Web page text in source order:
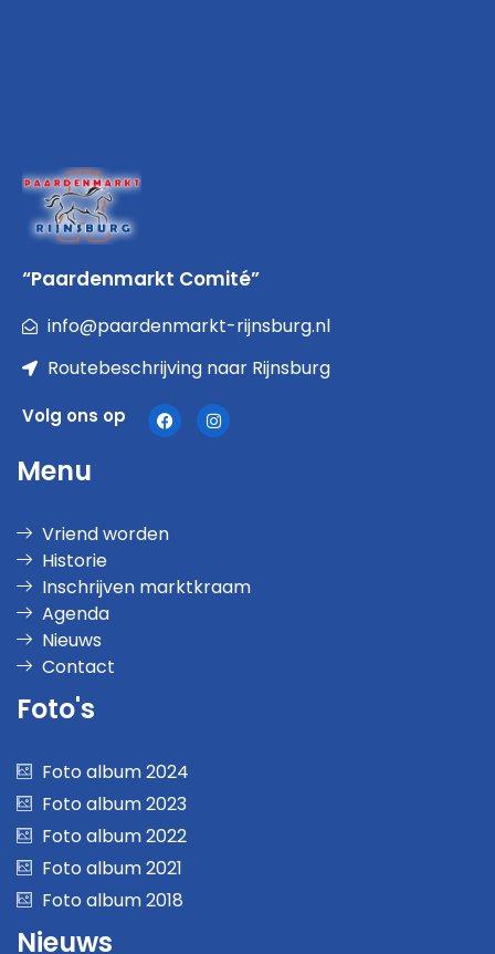
“Paardenmarkt Comité”
info@paardenmarkt-rijnsburg.nl
Routebeschrijving naar Rijnsburg
Volg ons op
Menu
Vriend worden
Historie
Inschrijven marktkraam
Agenda
Nieuws
Contact
Foto's
Foto album 2024
Foto album 2023
Foto album 2022
Foto album 2021
Foto album 2018
Nieuws